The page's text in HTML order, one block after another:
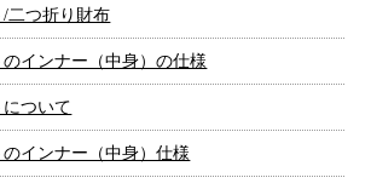
二つ折り財布
インナー（中身）の仕様
ついて
インナー（中身）仕様